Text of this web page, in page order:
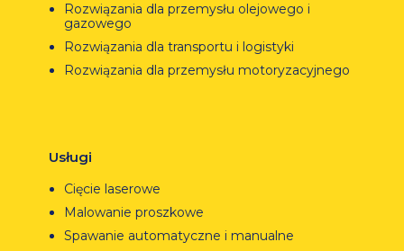
Rozwiązania dla przemysłu olejowego i
gazowego
Rozwiązania dla transportu i logistyki
Rozwiązania dla przemysłu motoryzacyjnego
Usługi
Cięcie laserowe
Malowanie proszkowe
Spawanie automatyczne i manualne